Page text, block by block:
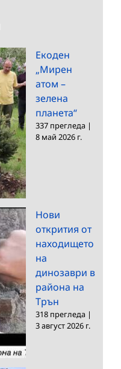
Екоден
„Мирен
атом –
зелена
планета“
337 прегледа |
8 май 2026 г.
Нови
открития от
находището
на
динозаври в
района на
Трън
318 прегледа |
3 август 2026 г.